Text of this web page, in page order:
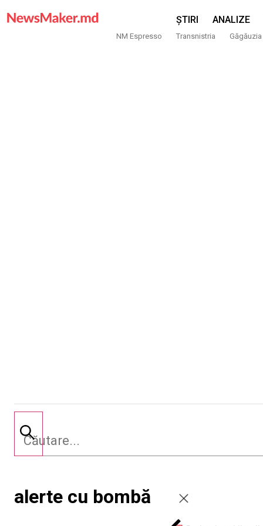
ȘTIRI ANALIZE
NM Espresso Transnistria Găgăuzia
alerte cu bombă